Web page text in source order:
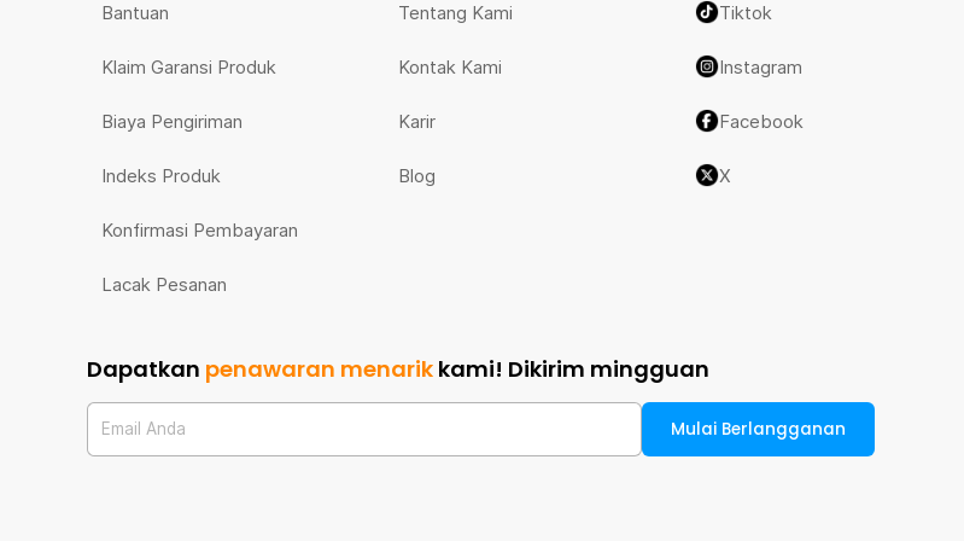
Bantuan
Klaim Garansi Produk
Biaya Pengiriman
Indeks Produk
Konfirmasi Pembayaran
Lacak Pesanan
Tentang Kami
Kontak Kami
Karir
Blog
Tiktok
Instagram
Facebook
X
Dapatkan penawaran menarik kami! Dikirim mingguan
Email Anda Mulai Berlangganan